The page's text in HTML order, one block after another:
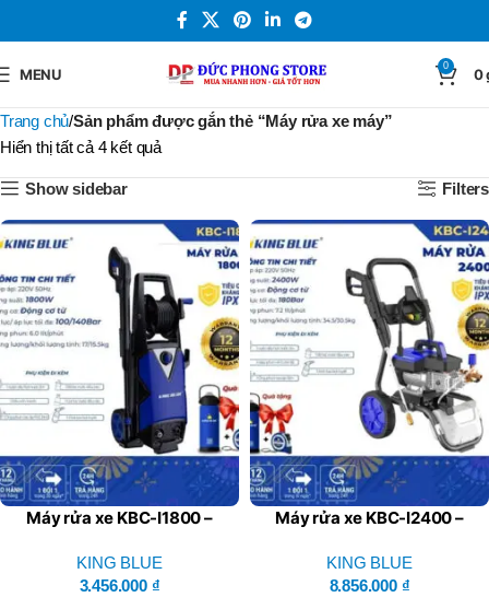
MENU 0 0
Trang chủ Sản phẩm được gắn thẻ “Máy rửa xe máy”
Hiển thị tất cả 4 kết quả
Show sidebar Filters
Máy rửa xe KBC-I1800 –
KING BLUE
3.456.000 ₫
Máy rửa xe KBC-I2400 –
KING BLUE
8.856.000 ₫